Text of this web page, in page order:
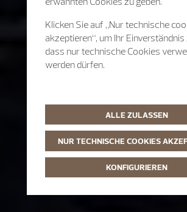
Klicken Sie auf „Nur technische
akzeptieren“, um Ihr Einverständnis
dass nur technische Cookies
werden dürfen.
ALLE ZULASSEN
NUR TECHNISCHE COOKIES
KONFIGURIEREN